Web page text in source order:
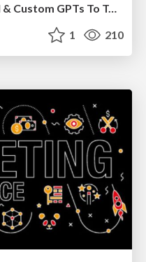
Digital PR Summit - Using AI & Custom GPTs To Take Your Digital PR Campaigns To The Next Level [Amanda Walls]
1 210